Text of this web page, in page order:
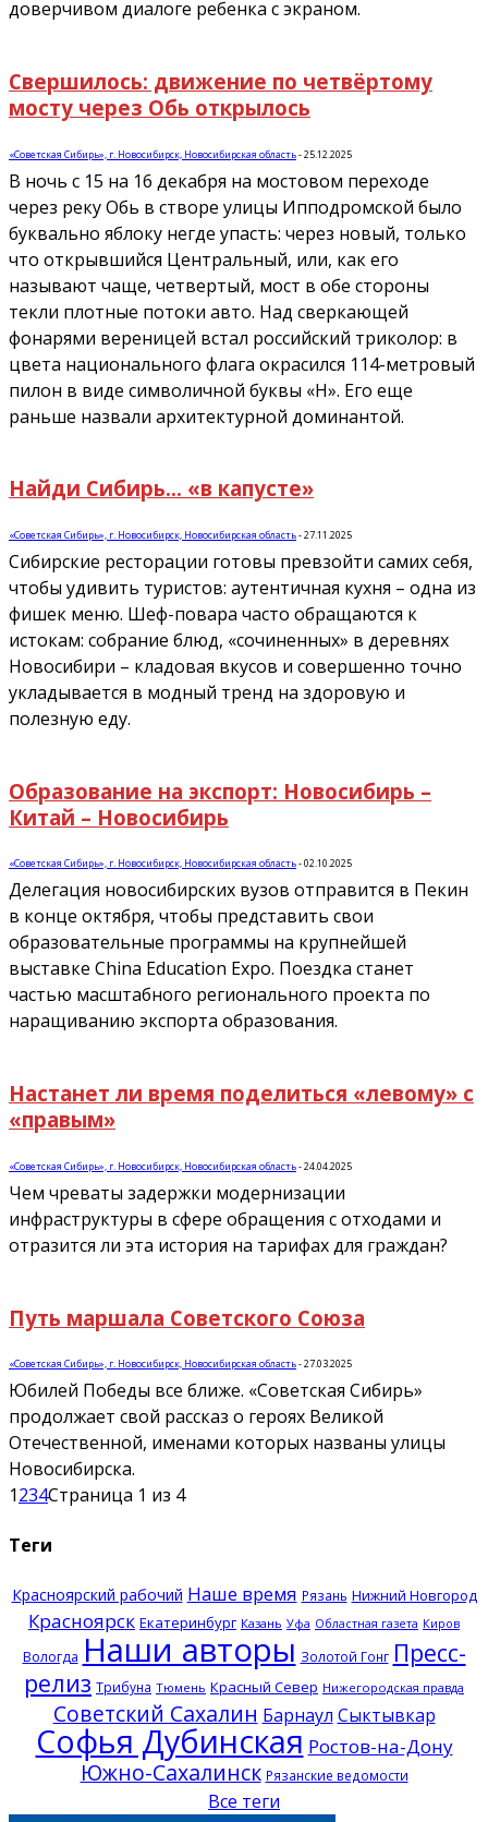
доверчивом диалоге ребенка с экраном.
Свершилось: движение по четвёртому
мосту через Обь открылось
«Советская Сибирь», г. Новосибирск, Новосибирская область-25.12.2025
В ночь с 15 на 16 декабря на мостовом переходе
через реку Обь в створе улицы Ипподромской было
буквально яблоку негде упасть: через новый, только
что открывшийся Центральный, или, как его
называют чаще, четвертый, мост в обе стороны
текли плотные потоки авто. Над сверкающей
фонарями вереницей встал российский триколор: в
цвета национального флага окрасился 114-метровый
пилон в виде символичной буквы «Н». Его еще
раньше назвали архитектурной доминантой.
Найди Сибирь… «в капусте»
«Советская Сибирь», г. Новосибирск, Новосибирская область-27.11.2025
Сибирские ресторации готовы превзойти самих себя,
чтобы удивить туристов: аутентичная кухня – одна из
фишек меню. Шеф-повара часто обращаются к
истокам: собрание блюд, «сочиненных» в деревнях
Новосибири – кладовая вкусов и совершенно точно
укладывается в модный тренд на здоровую и
полезную еду.
Образование на экспорт: Новосибирь –
Китай – Новосибирь
«Советская Сибирь», г. Новосибирск, Новосибирская область-02.10.2025
Делегация новосибирских вузов отправится в Пекин
в конце октября, чтобы представить свои
образовательные программы на крупнейшей
выставке China Education Expo. Поездка станет
частью масштабного регионального проекта по
наращиванию экспорта образования.
Настанет ли время поделиться «левому» с
«правым»
«Советская Сибирь», г. Новосибирск, Новосибирская область-24.04.2025
Чем чреваты задержки модернизации
инфраструктуры в сфере обращения с отходами и
отразится ли эта история на тарифах для граждан?
Путь маршала Советского Союза
«Советская Сибирь», г. Новосибирск, Новосибирская область-27.03.2025
Юбилей Победы все ближе. «Советская Сибирь»
продолжает свой рассказ о героях Великой
Отечественной, именами которых названы улицы
Новосибирска.
1234Страница 1 из 4
Теги
Красноярский рабочий Наше время Рязань Нижний Новгород
Красноярск Екатеринбург Казань Уфа Областная газета Киров
Вологда Наши авторы Золотой Гонг Пресс-
релиз Трибуна Тюмень Красный Север Нижегородская правда
Советский Сахалин Барнаул Сыктывкар
Софья Дубинская Ростов-на-Дону
Южно-Сахалинск Рязанские ведомости
Все теги